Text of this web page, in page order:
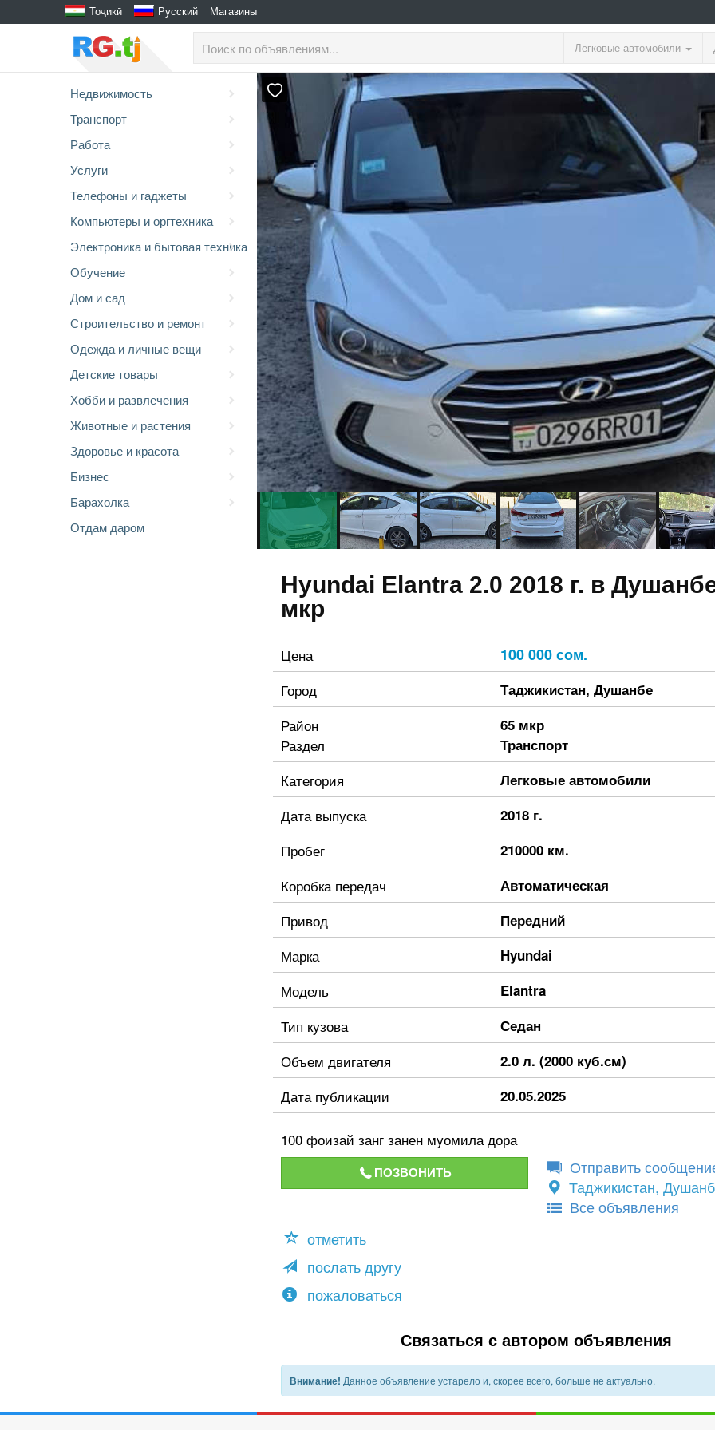
Тоҷикӣ Русский Магазины
Легковые автомобили
Недвижимость
Транспорт
Работа
Услуги
Телефоны и гаджеты
Компьютеры и оргтехника
Электроника и бытовая техника
Обучение
Дом и сад
Строительство и ремонт
Одежда и личные вещи
Детские товары
Хобби и развлечения
Животные и растения
Здоровье и красота
Бизнес
Барахолка
Отдам даром
Hyundai Elantra 2.0 2018 г. в
мкр
Цена 100 000 сом.
Город Таджикистан, Душанбе
Район 65 мкр
Раздел Транспорт
Категория Легковые автомобили
Дата выпуска 2018 г.
Пробег 210000 км.
Коробка передач Автоматическая
Привод Передний
Марка Hyundai
Модель Elantra
Тип кузова Седан
Объем двигателя 2.0 л. (2000 куб.см)
Дата публикации 20.05.2025
100 фоизай занг занен муомила дора
ПОЗВОНИТЬ
Отправить
Таджикистан,
Все объявления
отметить
послать другу
пожаловаться
Связаться с автором объявления
Внимание! Данное объявление устарело и, скорее всего, больше не актуально.